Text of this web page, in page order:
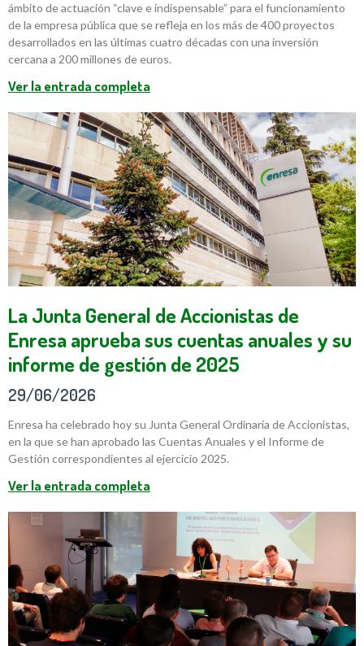
ámbito de actuación “clave e indispensable” para el funcionamiento
de la empresa pública que se refleja en los más de 400 proyectos
desarrollados en las últimas cuatro décadas con una inversión
cercana a 200 millones de euros.
Ver la entrada completa
La Junta General de Accionistas de
Enresa aprueba sus cuentas anuales y su
informe de gestión de 2025
29/06/2026
Enresa ha celebrado hoy su Junta General Ordinaria de Accionistas,
en la que se han aprobado las Cuentas Anuales y el Informe de
Gestión correspondientes al ejercicio 2025.
Ver la entrada completa